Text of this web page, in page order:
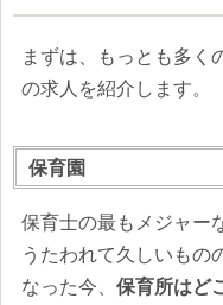
まずは、もっとも多く
の求人を紹介します。
保育園
保育士の最もメジャー
うたわれて久しいもの
なった今、 保育所はど